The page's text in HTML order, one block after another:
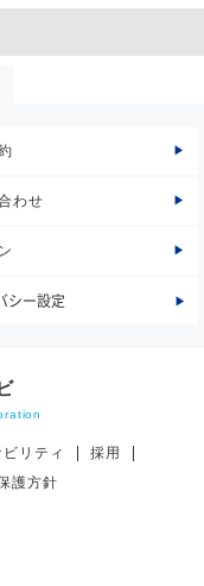
わせ
シー設定
リティ
採用
護方針